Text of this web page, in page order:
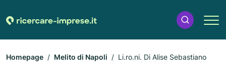
Homepage Melito di Napoli Li.ro.ni. Di Alise Sebastiano